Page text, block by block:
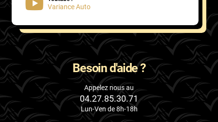
Renault
Rolls
Rover
Saab
Santana
Saturn
Variance Auto
Besoin d'aide ?
Appelez nous au
04.27.85.30.71
Lun-Ven de 8h-18h